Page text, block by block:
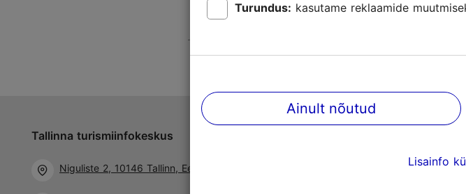
Tallinna turismiinfokeskus
Niguliste 2, 10146 Tallinn, Eesti
Turundus: kasutame reklaamide
Ainult nõutud
Lisainfo